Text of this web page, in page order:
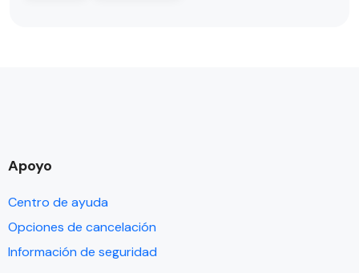
Apoyo
Centro de ayuda
Opciones de cancelación
Información de seguridad